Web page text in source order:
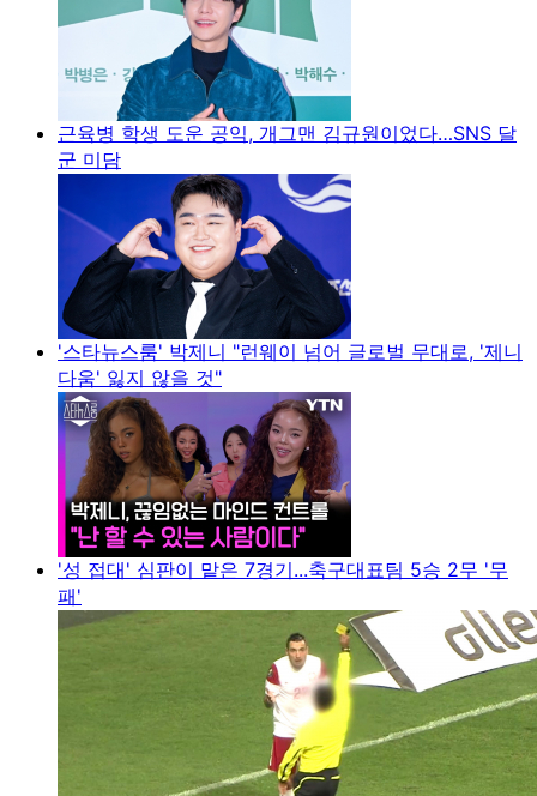
근육병 학생 도운 공익, 개그맨 김규원이었다…SNS 달
군 미담
'스타뉴스룸' 박제니 "런웨이 넘어 글로벌 무대로, '제니
다움' 잃지 않을 것"
'성 접대' 심판이 맡은 7경기...축구대표팀 5승 2무 '무
패'